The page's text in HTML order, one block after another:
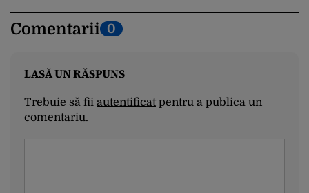
Comentarii 0
LASĂ UN RĂSPUNS
Trebuie să fii autentificatpentru a publica un
comentariu.